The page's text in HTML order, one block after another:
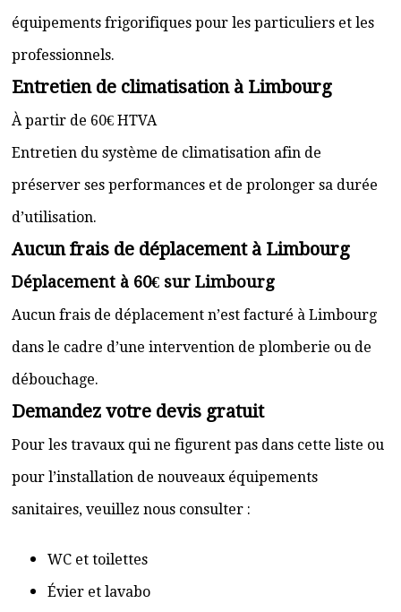
équipements frigorifiques pour les particuliers et les
professionnels.
Entretien de climatisation à Limbourg
À partir de 60€ HTVA
Entretien du système de climatisation afin de
préserver ses performances et de prolonger sa durée
d’utilisation.
Aucun frais de déplacement à Limbourg
Déplacement à 60€ sur Limbourg
Aucun frais de déplacement n’est facturé à Limbourg
dans le cadre d’une intervention de plomberie ou de
débouchage.
Demandez votre devis gratuit
Pour les travaux qui ne figurent pas dans cette liste ou
pour l’installation de nouveaux équipements
sanitaires, veuillez nous consulter :
WC et toilettes
Évier et lavabo